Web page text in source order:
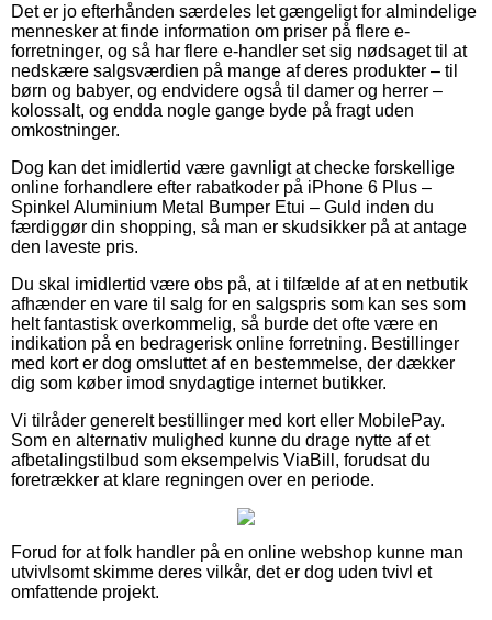
Det er jo efterhånden særdeles let gængeligt for almindelige
mennesker at finde information om priser på flere e-
forretninger, og så har flere e-handler set sig nødsaget til at
nedskære salgsværdien på mange af deres produkter – til
børn og babyer, og endvidere også til damer og herrer –
kolossalt, og endda nogle gange byde på fragt uden
omkostninger.
Dog kan det imidlertid være gavnligt at checke forskellige
online forhandlere efter rabatkoder på iPhone 6 Plus –
Spinkel Aluminium Metal Bumper Etui – Guld inden du
færdiggør din shopping, så man er skudsikker på at antage
den laveste pris.
Du skal imidlertid være obs på, at i tilfælde af at en netbutik
afhænder en vare til salg for en salgspris som kan ses som
helt fantastisk overkommelig, så burde det ofte være en
indikation på en bedragerisk online forretning. Bestillinger
med kort er dog omsluttet af en bestemmelse, der dækker
dig som køber imod snydagtige internet butikker.
Vi tilråder generelt bestillinger med kort eller MobilePay.
Som en alternativ mulighed kunne du drage nytte af et
afbetalingstilbud som eksempelvis ViaBill, forudsat du
foretrækker at klare regningen over en periode.
Forud for at folk handler på en online webshop kunne man
utvivlsomt skimme deres vilkår, det er dog uden tvivl et
omfattende projekt.